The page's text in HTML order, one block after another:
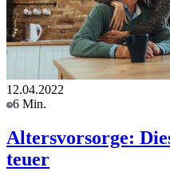
12.04.2022
6 Min.
Altersvorsorge:
teuer